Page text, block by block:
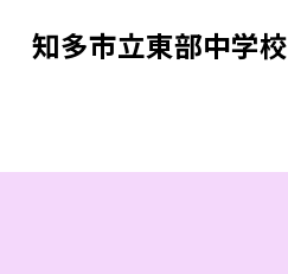
知多市立東部中学校